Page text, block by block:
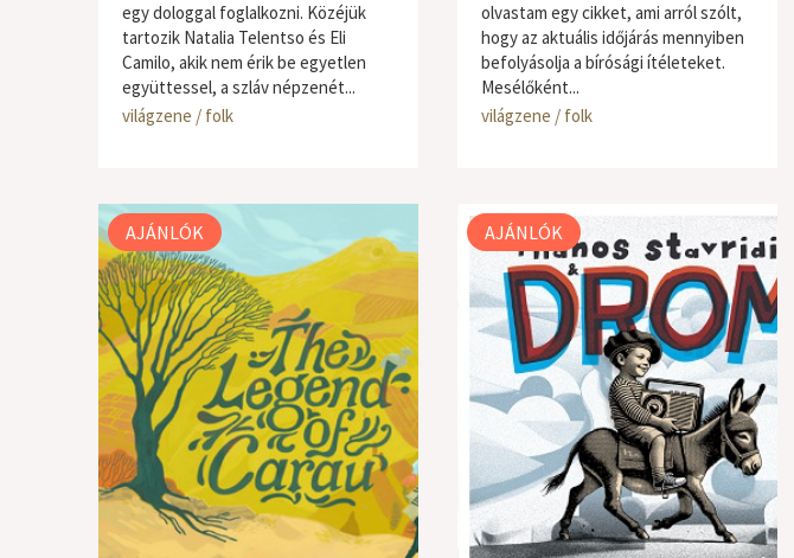
egy dologgal foglalkozni. Közéjük
tartozik Natalia Telentso és Eli
Camilo, akik nem érik be egyetlen
együttessel, a szláv népzenét...
világzene / folk
olvastam egy cikket, ami arról szólt,
hogy az aktuális időjárás mennyiben
befolyásolja a bírósági ítéleteket.
Mesélőként...
világzene / folk
AJÁNLÓK AJÁNLÓK